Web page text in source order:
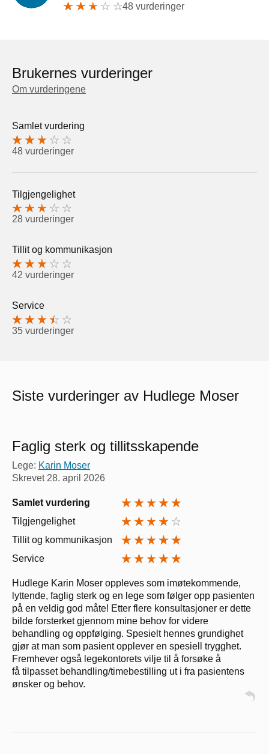
48 vurderinger
Brukernes vurderinger
Om vurderingene
Samlet vurdering
48 vurderinger
Tilgjengelighet
28 vurderinger
Tillit og kommunikasjon
42 vurderinger
Service
35 vurderinger
Siste vurderinger av Hudlege Moser
Faglig sterk og tillitsskapende
Lege: Karin Moser
Skrevet 28. april 2026
Samlet vurdering
Tilgjengelighet
Tillit og kommunikasjon
Service
Hudlege Karin Moser oppleves som imøtekommende,
lyttende, faglig sterk og en lege som følger opp pasienten
på en veldig god måte! Etter flere konsultasjoner er dette
bilde forsterket gjennom mine behov for videre
behandling og oppfølging. Spesielt hennes grundighet
gjør at man som pasient opplever en spesiell trygghet.
Fremhever også legekontorets vilje til å forsøke å
få tilpasset behandling/timebestilling ut i fra pasientens
ønsker og behov.